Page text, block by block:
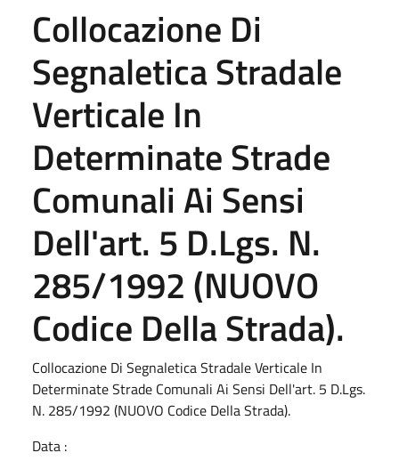
Collocazione Di
Segnaletica Stradale
Verticale In
Determinate Strade
Comunali Ai Sensi
Dell'art. 5 D.Lgs. N.
285/1992 (NUOVO
Codice Della Strada).
Collocazione Di Segnaletica Stradale Verticale In
Determinate Strade Comunali Ai Sensi Dell'art. 5 D.Lgs.
N. 285/1992 (NUOVO Codice Della Strada).
Data :